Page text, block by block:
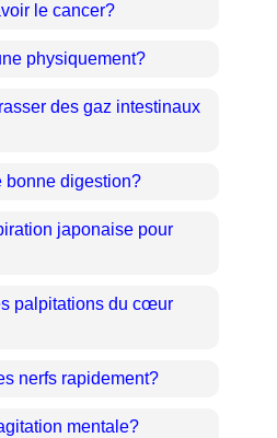
le cancer?
physiquement?
des gaz intestinaux
bonne digestion?
japonaise pour
palpitations du cœur
nerfs rapidement?
mentale?